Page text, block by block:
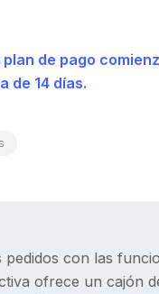
de pago
de 14 días.
con las
ofrece un cajón